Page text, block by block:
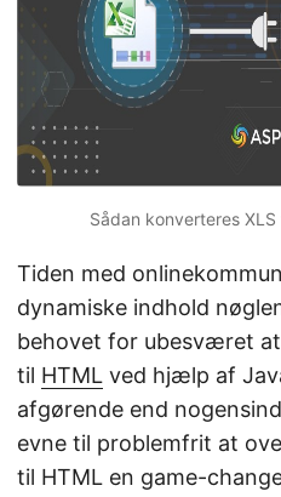
Sådan konverteres
Tiden med
dynamiske indhold
behovet for ubesværet
til HTML ved hjælp af
afgørende end
evne til problemfrit at
til HTML en game-